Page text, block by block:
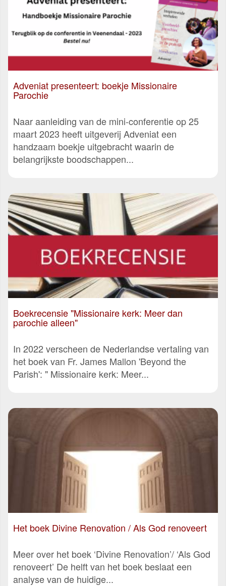
Adveniat presenteert: boekje Missionaire
Parochie
Naar aanleiding van de mini-conferentie op 25
maart 2023 heeft uitgeverij Adveniat een
handzaam boekje uitgebracht waarin de
belangrijkste boodschappen...
Boekrecensie "Missionaire kerk: Meer dan
parochie alleen"
In 2022 verscheen de Nederlandse vertaling van
het boek van Fr. James Mallon 'Beyond the
Parish': " Missionaire kerk: Meer...
Het boek Divine Renovation / Als God renoveert
Meer over het boek ‘Divine Renovation’/ ‘Als God
renoveert’ De helft van het boek beslaat een
analyse van de huidige...